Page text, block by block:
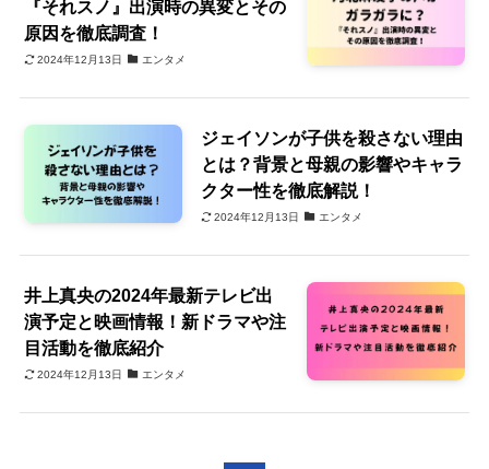
『それスノ』出演時の異変とその
原因を徹底調査！
2024年12月13日 エンタメ
ジェイソンが子供を殺さない理由
とは？背景と母親の影響やキャラ
クター性を徹底解説！
2024年12月13日 エンタメ
井上真央の2024年最新テレビ出
演予定と映画情報！新ドラマや注
目活動を徹底紹介
2024年12月13日 エンタメ